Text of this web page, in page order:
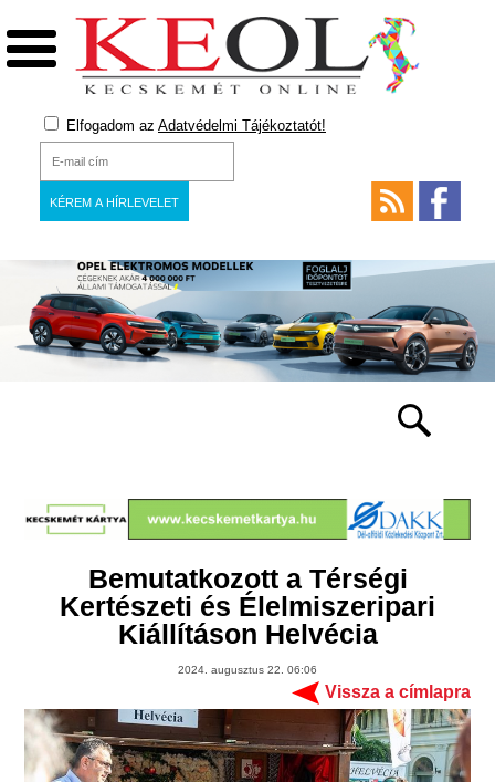
Elfogadom az Adatvédelmi Tájékoztatót!
Bemutatkozott a Térségi
Kertészeti és Élelmiszeripari
Kiállításon Helvécia
2024. augusztus 22. 06:06
Vissza a címlapra